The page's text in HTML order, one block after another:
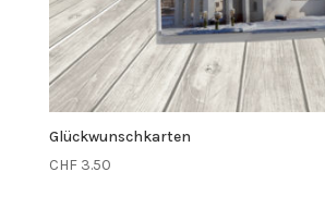
Glückwunschkarten
CHF3.50